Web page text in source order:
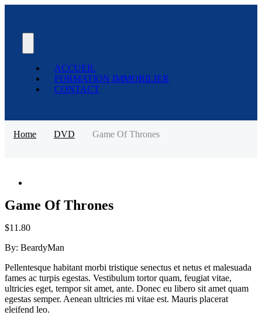
ACCUEIL
FORMATION IMMOBILIER
CONTACT
Home DVD Game Of Thrones
Game Of Thrones
$11.80
By: BeardyMan
Pellentesque habitant morbi tristique senectus et netus et malesuada
fames ac turpis egestas. Vestibulum tortor quam, feugiat vitae,
ultricies eget, tempor sit amet, ante. Donec eu libero sit amet quam
egestas semper. Aenean ultricies mi vitae est. Mauris placerat
eleifend leo.